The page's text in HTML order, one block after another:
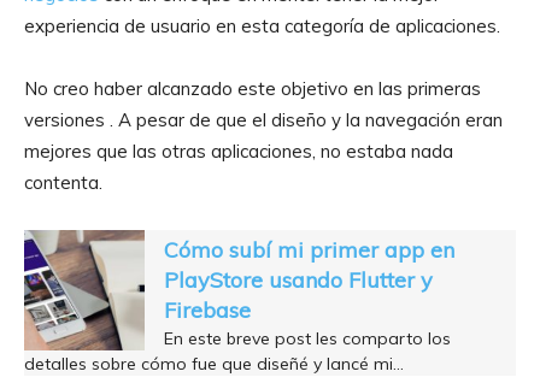
experiencia de usuario en esta categoría de aplicaciones.
No creo haber alcanzado este objetivo en las primeras
versiones . A pesar de que el diseño y la navegación eran
mejores que las otras aplicaciones, no estaba nada
contenta.
Cómo subí mi primer app en
PlayStore usando Flutter y
Firebase
En este breve post les comparto los
detalles sobre cómo fue que diseñé y lancé mi…